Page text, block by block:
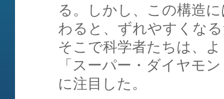
る。しかし、この構造
わると、ずれやすくな
そこで科学者たちは、
「スーパー・ダイヤモ
に注目した。